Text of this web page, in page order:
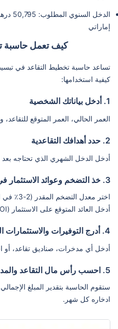
إماراتي
كيف تعمل حاسبة
تساعد حاسبة تخطيط التقاعد في
كيفية استخدامها:
1. أدخل بياناتك الشخصية
العمر الحالي، العمر المتوقع
2. حدد أهدافك التقاعدية
أدخل الدخل الشهري الذي تحتاجه بعد
3. خذ التضخم وعوائد الاستثمار في الاعتبار
اختر معدل التضخم المقدر (2-3٪ في الإمارات).
أدخل العائد المتوقع على الاستثمار (ROI).
4. أدرج التوفيرات والاستثمارات الحالية
أدخل أي مدخرات، صناديق تقاعد، أو
5. احسب رأس مال التقاعد والمدخرات الشهرية
ستقوم الحاسبة بتقدير المبلغ
ادخاره كل شهر.